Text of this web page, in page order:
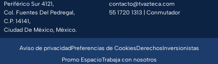
Periférico Sur 4121,
Col. Fuentes Del Pedregal,
C.P. 14141,
Ciudad De México, México.
contacto@tvazteca.com
55 1720 1313 | Conmutador
Aviso de privacidadPreferencias de CookiesDerechosInversionistas
Promo EspacioTrabaja con nosotros